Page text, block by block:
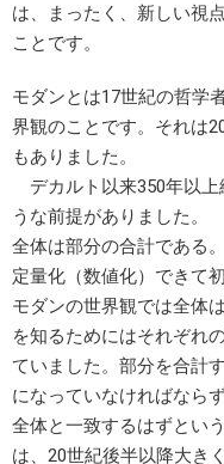
は、まったく、新しい視
ことです。
モダンとは17世紀の哲学
界観のことです。それは
もありました。
デカルト以来350年以上
うな前提がありました。
全体は部分の合計である。
定量化（数値化）できて
モダンの世界観では全体
を知るためにはそれぞれ
ていました。部分を合計
になっていなければなら
全体と一致するはずとい
は、20世紀後半以降大き